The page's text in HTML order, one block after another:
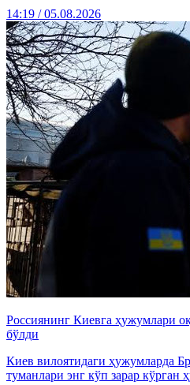
14:19 / 05.08.2026
Россиянинг Киевга ҳужумлари
бўлди
Киев вилоятидаги ҳужумларда
туманлари энг кўп зарар кўрган